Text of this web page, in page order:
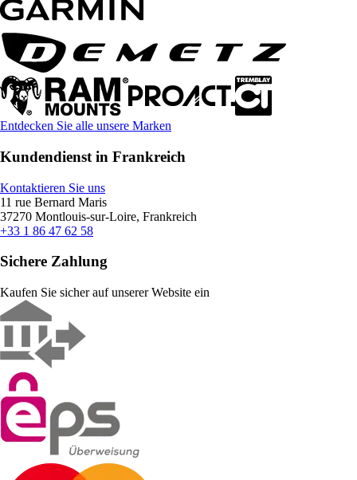
Entdecken Sie alle unsere Marken
Kundendienst in Frankreich
Kontaktieren Sie uns
11 rue Bernard Maris
37270 Montlouis-sur-Loire, Frankreich
+33 1 86 47 62 58
Sichere Zahlung
Kaufen Sie sicher auf unserer Website ein